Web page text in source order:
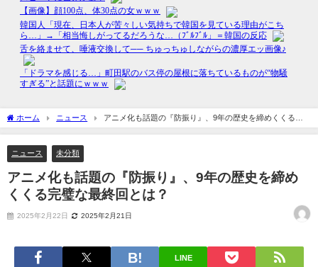
ホーム ニュース
アニメ化も話題の『防振り』、9年の歴史を締めくくる完
璧な最終回とは？
ニュース 未分類
アニメ化も話題の『防振り』、9年の歴史を締め
くくる完璧な最終回とは？
2025年2月22日 2025年2月21日
LINE